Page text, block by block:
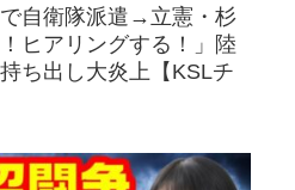
で自衛隊派遣→立憲・杉
ヒアリングする！」陸
ち出し大炎上【KSLチ